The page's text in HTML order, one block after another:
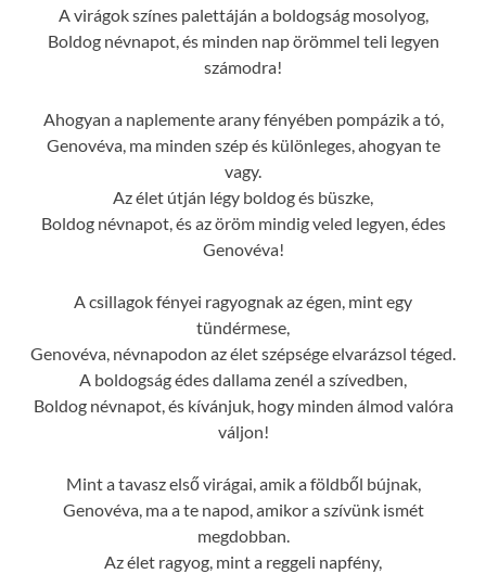
A virágok színes palettáján a boldogság mosolyog,
Boldog névnapot, és minden nap örömmel teli legyen
számodra!
Ahogyan a naplemente arany fényében pompázik a tó,
Genovéva, ma minden szép és különleges, ahogyan te
vagy.
Az élet útján légy boldog és büszke,
Boldog névnapot, és az öröm mindig veled legyen, édes
Genovéva!
A csillagok fényei ragyognak az égen, mint egy
tündérmese,
Genovéva, névnapodon az élet szépsége elvarázsol téged.
A boldogság édes dallama zenél a szívedben,
Boldog névnapot, és kívánjuk, hogy minden álmod valóra
váljon!
Mint a tavasz első virágai, amik a földből bújnak,
Genovéva, ma a te napod, amikor a szívünk ismét
megdobban.
Az élet ragyog, mint a reggeli napfény,